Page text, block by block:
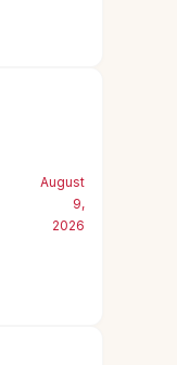
August
9,
2026